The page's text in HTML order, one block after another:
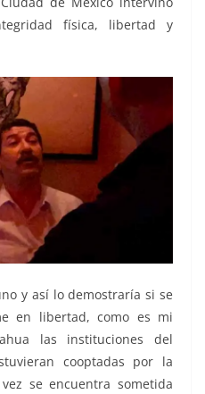
física, libertad y
y así lo demostraría si se
en libertad, como es mi
las instituciones del
cooptadas por la
se encuentra sometida